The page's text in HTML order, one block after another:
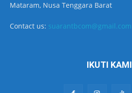
Mataram, Nusa Tenggara Barat
Contact us: suarantbcom@gmail.com
IKUTI KAMI